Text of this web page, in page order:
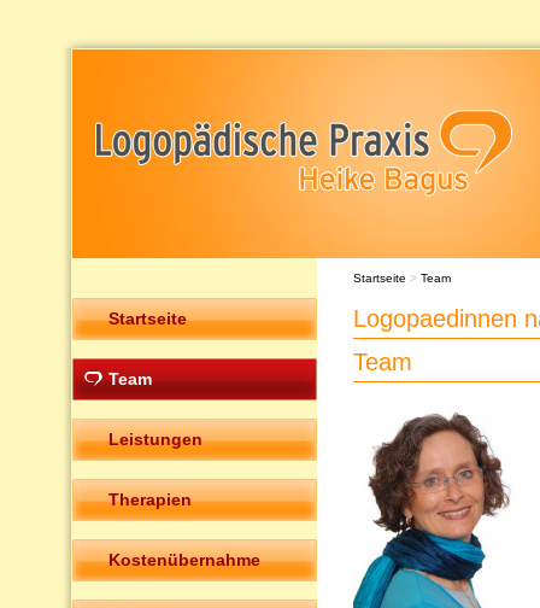
Startseite
Team
Leistungen
Therapien
Kostenübernahme
Startseite > Team
Logopaedinnen
Team